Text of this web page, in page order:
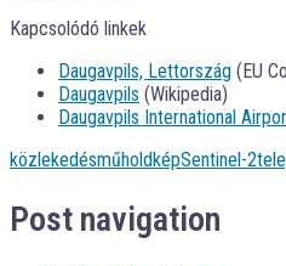
Kapcsolódó linkek
Daugavpils, Lettország (EU
Daugavpils (Wikipedia)
Daugavpils International
közlekedésműholdképSentinel-2
Post navigation